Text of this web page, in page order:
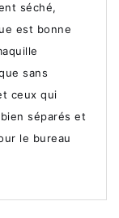
séché,
est bonne
sans
ceux qui
séparés et
le bureau